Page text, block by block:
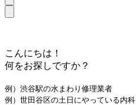
こんにちは！
何をお探しですか？
例）渋谷駅の水まわり修理業者
例）世田谷区の土日にやっている内科